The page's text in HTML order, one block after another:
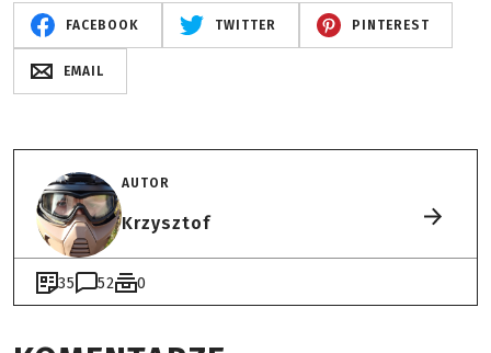
FACEBOOK TWITTER PINTEREST
EMAIL
AUTOR
Krzysztof
35 52 0